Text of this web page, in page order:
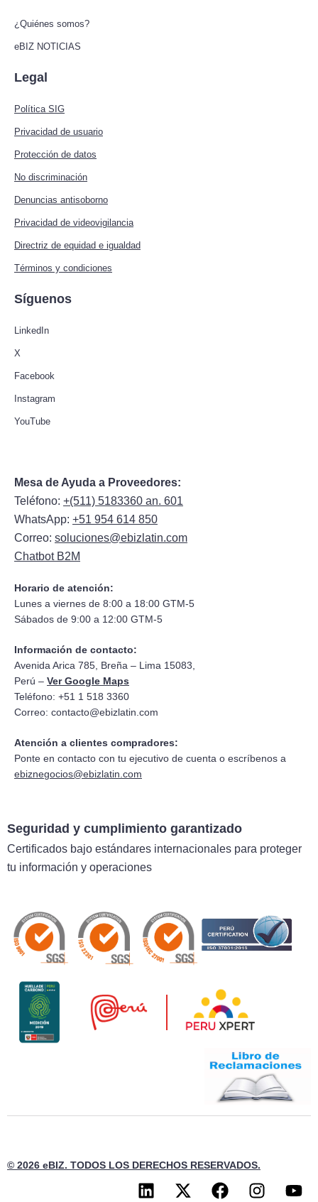
¿Quiénes somos?
eBIZ NOTICIAS
Legal
Política SIG
Privacidad de usuario
Protección de datos
No discriminación
Denuncias antisoborno
Privacidad de videovigilancia
Directriz de equidad e igualdad
Términos y condiciones
Síguenos
LinkedIn
X
Facebook
Instagram
YouTube
Mesa de Ayuda a Proveedores:
Teléfono: +(511) 5183360 an. 601
WhatsApp: +51 954 614 850
Correo: soluciones@ebizlatin.com
Chatbot B2M
Horario de atención:
Lunes a viernes de 8:00 a 18:00 GTM-5
Sábados de 9:00 a 12:00 GTM-5
Información de contacto:
Avenida Arica 785, Breña – Lima 15083,
Perú – Ver Google Maps
Teléfono: +51 1 518 3360
Correo: contacto@ebizlatin.com
Atención a clientes compradores:
Ponte en contacto con tu ejecutivo de cuenta o escríbenos a
ebiznegocios@ebizlatin.com
Seguridad y cumplimiento garantizado
Certificados bajo estándares internacionales para proteger
tu información y operaciones
© 2026 eBIZ. TODOS LOS DERECHOS RESERVADOS.
L
i
X
-
F
a
I
n
Y
o